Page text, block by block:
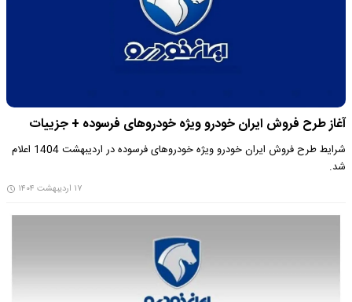
آغاز طرح فروش ایران خودرو ویژه خودروهای فرسوده + جزییات
شرایط طرح فروش ایران خودرو ویژه خودروهای فرسوده در اردیبهشت 1404 اعلام
شد.
۱۷ اردیبهشت ۱۴۰۴